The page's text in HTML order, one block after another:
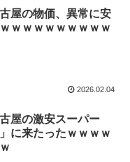
古屋の物価、異常に安
ｗｗｗｗｗｗｗｗｗ
2026.02.04
屋の激安スーパー
に来たったｗｗｗｗ